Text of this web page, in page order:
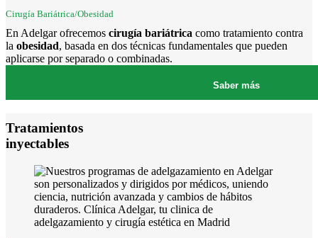
Cirugía Bariátrica/Obesidad
En Adelgar ofrecemos cirugía bariátrica como tratamiento contra
la obesidad, basada en dos técnicas fundamentales que pueden
aplicarse por separado o combinadas.
Saber más
Tratamientos
inyectables